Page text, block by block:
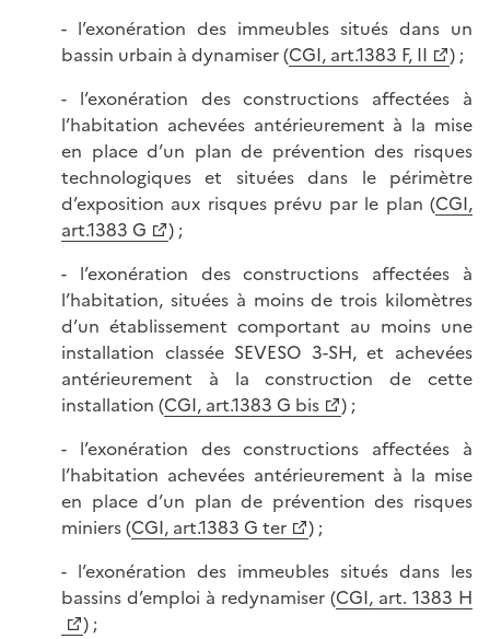
- l’exonération des immeubles situés dans un
bassin urbain à dynamiser (CGI, art.1383 F, II
) ;
- l’exonération des constructions affectées à
l’habitation achevées antérieurement à la mise
en place d’un plan de prévention des risques
technologiques et situées dans le périmètre
d’exposition aux risques prévu par le plan (CGI,
art.1383 G
) ;
- l’exonération des constructions affectées à
l’habitation, situées à moins de trois kilomètres
d’un établissement comportant au moins une
installation classée SEVESO 3-SH, et achevées
antérieurement à la construction de cette
installation (CGI, art.1383 G bis
) ;
- l’exonération des constructions affectées à
l’habitation achevées antérieurement à la mise
en place d’un plan de prévention des risques
miniers (CGI, art.1383 G ter
) ;
- l’exonération des immeubles situés dans les
bassins d’emploi à redynamiser (CGI, art. 1383 H
) ;